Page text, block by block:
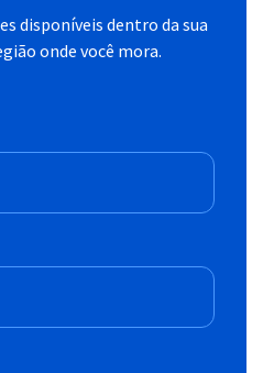
disponíveis dentro da sua
onde você mora.